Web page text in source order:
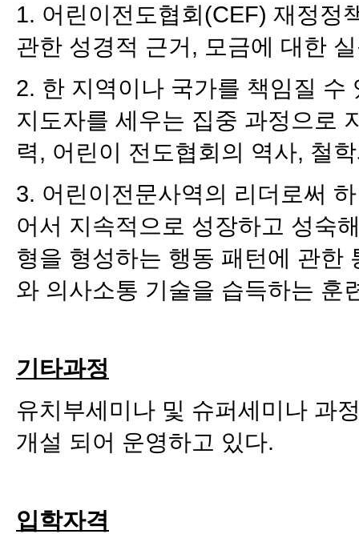
1. 어린이전도협회(CEF) 재정정
관한 성경적 근거, 모금에 대한
2. 한 지역이나 국가를 책임질
지도자를 세우는 집중 과정으로
력, 어린이 전도협회의 역사, 철
3. 어린이전문사역의 리더로써
어서 지속적으로 성장하고 성숙
형을 형성하는 행동 패턴에 관한
와 의사소통 기술을 습득하는 훈
기타과정
유치부세미나 및 슈퍼세미나 과
개설 되어 운영하고 있다.
입학자격